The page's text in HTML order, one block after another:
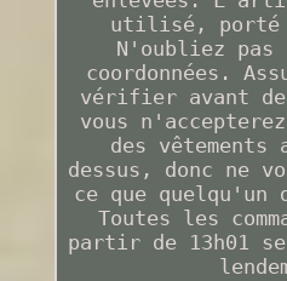
utilisé, porté
N'oubliez
coordonnées.
vérifier avant
vous
des vêtements
dessus, donc ne
ce que
Toutes les
partir de 13h01